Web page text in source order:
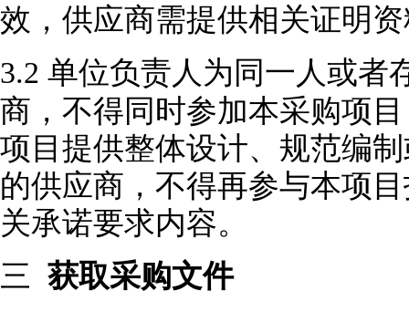
效，供应商需提供相关证明
3.2 单位负责人为同一人或者
商，不得同时参加本采购项
项目提供整体设计、规范编
的供应商，不得再参与本项
关承诺要求内容。
三 获取采购文件